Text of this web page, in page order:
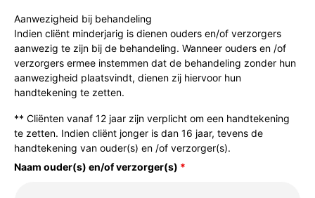
Aanwezigheid bij behandeling
Indien cliënt minderjarig is dienen ouders en/of verzorgers
aanwezig te zijn bij de behandeling. Wanneer ouders en /of
verzorgers ermee instemmen dat de behandeling zonder hun
aanwezigheid plaatsvindt, dienen zij hiervoor hun
handtekening te zetten.
** Cliënten vanaf 12 jaar zijn verplicht om een handtekening
te zetten. Indien cliënt jonger is dan 16 jaar, tevens de
handtekening van ouder(s) en /of verzorger(s).
Naam ouder(s) en/of verzorger(s) *